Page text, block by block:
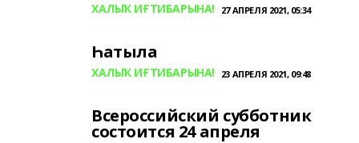
ХАЛЫҠ ИҒТИБАРЫНА! 27 АПРЕЛЯ 2021, 05:34
Һатыла
ХАЛЫҠ ИҒТИБАРЫНА! 23 АПРЕЛЯ 2021, 09:48
Всероссийский субботник
состоится 24 апреля